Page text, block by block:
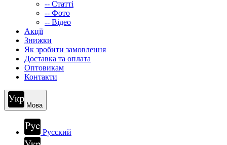
-- Статті
-- Фото
-- Відео
Акції
Знижки
Як зробити замовлення
Доставка та оплата
Оптовикам
Контакти
Мова
Русский